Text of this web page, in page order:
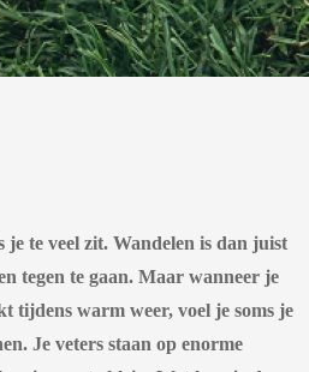
je te veel zit. Wandelen is dan juist
tegen te gaan. Maar wanneer je
tijdens warm weer, voel je soms je
Je veters staan op enorme